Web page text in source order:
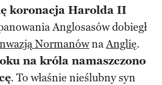
koronacja Harolda II
Anglosasów dobiegł
NormanównaAnglię.
na króla namaszczono
. To właśnie nieślubny syn